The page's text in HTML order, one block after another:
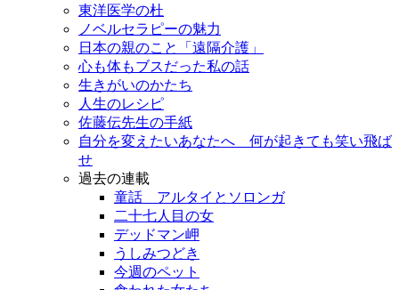
東洋医学の杜
ノベルセラピーの魅力
日本の親のこと「遠隔介護」
心も体もブスだった私の話
生きがいのかたち
人生のレシピ
佐藤伝先生の手紙
自分を変えたいあなたへ 何が起きても笑い飛ば
せ
過去の連載
童話 アルタイとソロンガ
二十七人目の女
デッドマン岬
うしみつどき
今週のペット